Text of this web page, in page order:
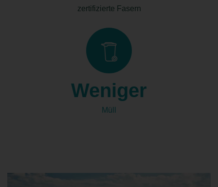
zertifizierte Fasern
Weniger
Müll